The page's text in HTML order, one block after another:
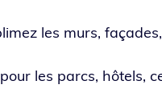
les murs,
les parcs, hôtels,